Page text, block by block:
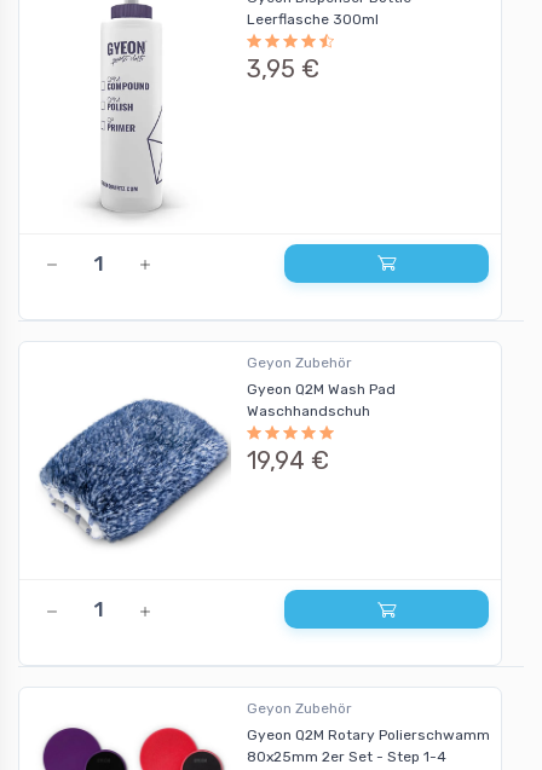
Leerflasche 300ml
3,95 €
Geyon Zubehör
Gyeon Q2M Wash Pad
Waschhandschuh
19,94 €
Geyon Zubehör
Gyeon Q2M Rotary Polierschwamm
80x25mm 2er Set - Step 1-4